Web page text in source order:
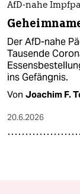
AfD-nahe
Der AfD-nahe
Tausende
ins Gefängnis.
Von Joachim F.
20.6.2026